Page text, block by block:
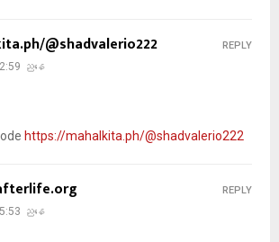
@shadvalerio222
ညနေ
https://mahalkita.ph/@shadvalerio222
REPLY
ညနေ
REPLY